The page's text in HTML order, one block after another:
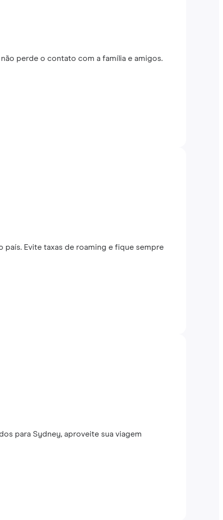
perde o contato com a família e amigos.
país. Evite taxas de roaming e fique sempre
para Sydney, aproveite sua viagem